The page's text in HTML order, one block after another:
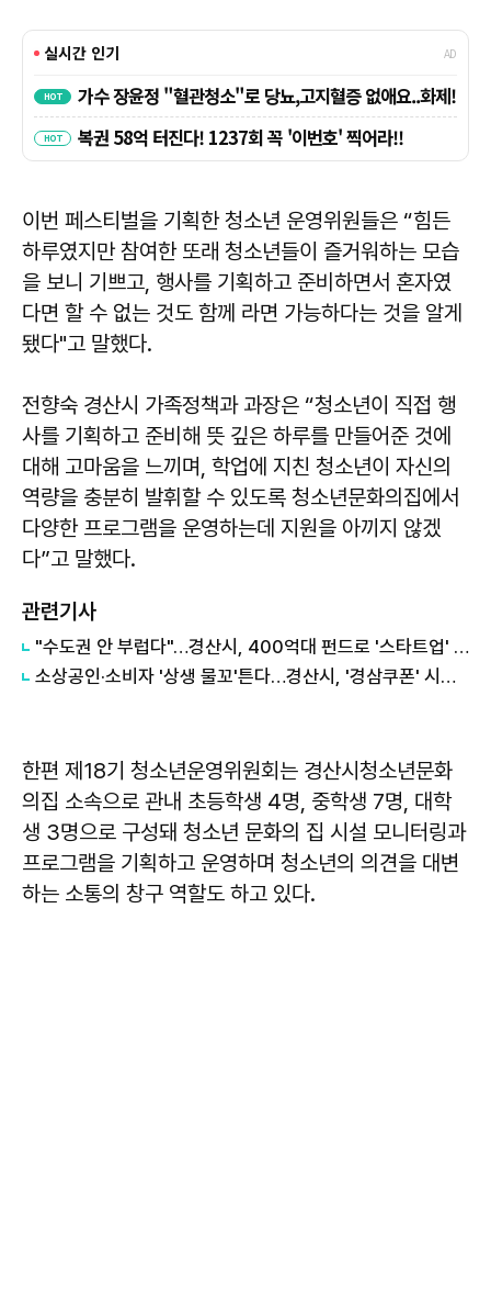
이번 페스티벌을 기획한 청소년 운영위원들은 “힘든
하루였지만 참여한 또래 청소년들이 즐거워하는 모습
을 보니 기쁘고, 행사를 기획하고 준비하면서 혼자였
다면 할 수 없는 것도 함께 라면 가능하다는 것을 알게
됐다"고 말했다.
전향숙 경산시 가족정책과 과장은 “청소년이 직접 행
사를 기획하고 준비해 뜻 깊은 하루를 만들어준 것에
대해 고마움을 느끼며, 학업에 지친 청소년이 자신의
역량을 충분히 발휘할 수 있도록 청소년문화의집에서
다양한 프로그램을 운영하는데 지원을 아끼지 않겠
다”고 말했다.
관련기사
"수도권 안 부럽다"…경산시, 400억대 펀드로 '스타트업' 정조준
소상공인·소비자 '상생 물꼬'튼다…경산시, '경삼쿠폰' 시행으로 외식비 부담 완화
한편 제18기 청소년운영위원회는 경산시청소년문화
의집 소속으로 관내 초등학생 4명, 중학생 7명, 대학
생 3명으로 구성돼 청소년 문화의 집 시설 모니터링과
프로그램을 기획하고 운영하며 청소년의 의견을 대변
하는 소통의 창구 역할도 하고 있다.